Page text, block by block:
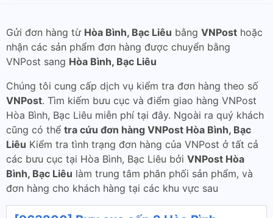
Gửi đơn hàng từ Hòa Bình, Bạc Liêu bằng VNPost hoặc
nhận các sản phẩm đơn hàng được chuyển bằng
VNPost sang Hòa Bình, Bạc Liêu
Chúng tôi cung cấp dịch vụ kiểm tra đơn hàng theo số
VNPost. Tìm kiếm bưu cục và điểm giao hàng VNPost
Hòa Bình, Bạc Liêu miễn phí tại đây. Ngoài ra quý khách
cũng có thể tra cứu đơn hàng VNPost Hòa Bình, Bạc
Liêu Kiểm tra tình trạng đơn hàng của VNPost ở tất cả
các bưu cục tại Hòa Bình, Bạc Liêu bởi VNPost Hòa
Bình, Bạc Liêu làm trung tâm phân phối sản phẩm, và
đơn hàng cho khách hàng tại các khu vực sau